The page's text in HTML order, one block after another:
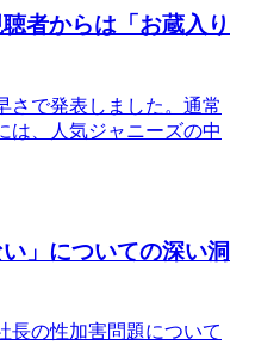
者からは「お蔵入り
さで発表しました。通常
は、人気ジャニーズの中
」についての深い洞
長の性加害問題について